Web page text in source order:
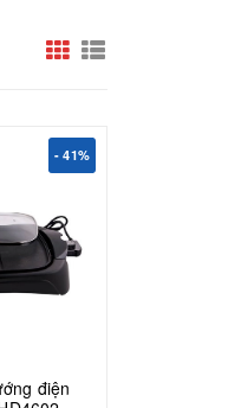
- 41%
điện